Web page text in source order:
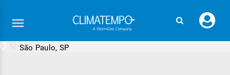
seu
São Paulo, SP